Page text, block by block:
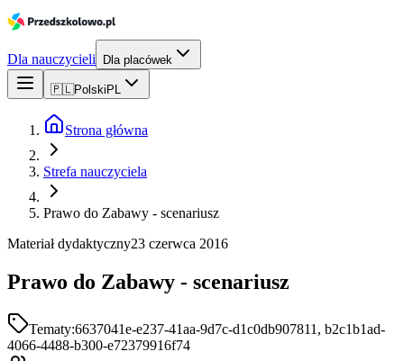
Dla nauczycieli Dla placówek
🇵🇱Polski PL
Strona główna
Strefa nauczyciela
Prawo do Zabawy - scenariusz
Materiał dydaktyczny23 czerwca 2016
Prawo do Zabawy - scenariusz
Tematy:6637041e-e237-41aa-9d7c-d1c0db907811, b2c1b1ad-
4066-4488-b300-e72379916f74